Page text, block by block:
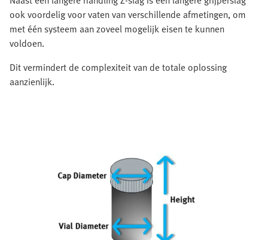
ook voordelig voor vaten van verschillende afmetingen, om
met één systeem aan zoveel mogelijk eisen te kunnen
voldoen.
Dit vermindert de complexiteit van de totale oplossing
aanzienlijk.